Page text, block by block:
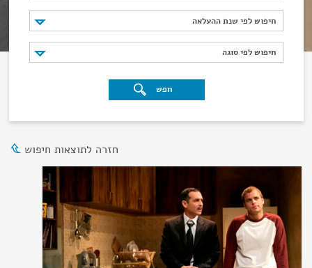
חיפוש לפי שנת ההעלאה
חיפוש לפי שנת ההעלאה
חיפוש לפי סוגה
חיפוש לפי סוגה
חפש
חזרה לתוצאות חיפוש